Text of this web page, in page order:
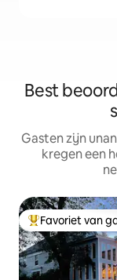
Best
Gasten zijn
kregen een
Topfavoriet van
Favoriet van